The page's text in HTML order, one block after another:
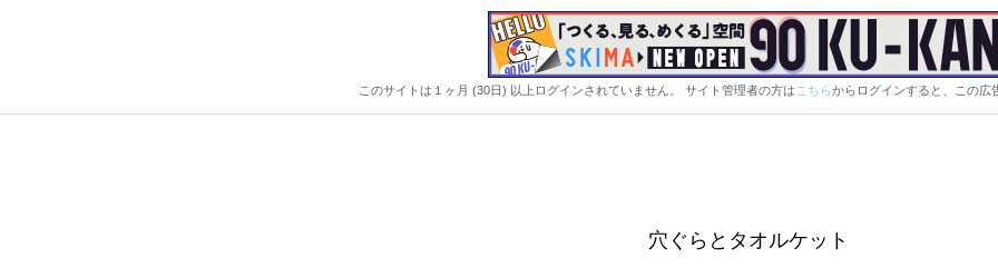
このサイトは１ヶ月 (30日) 以上ログインされていません。 サイト管理者の方は こちらからログインすると、この広
穴ぐらとタオルケット